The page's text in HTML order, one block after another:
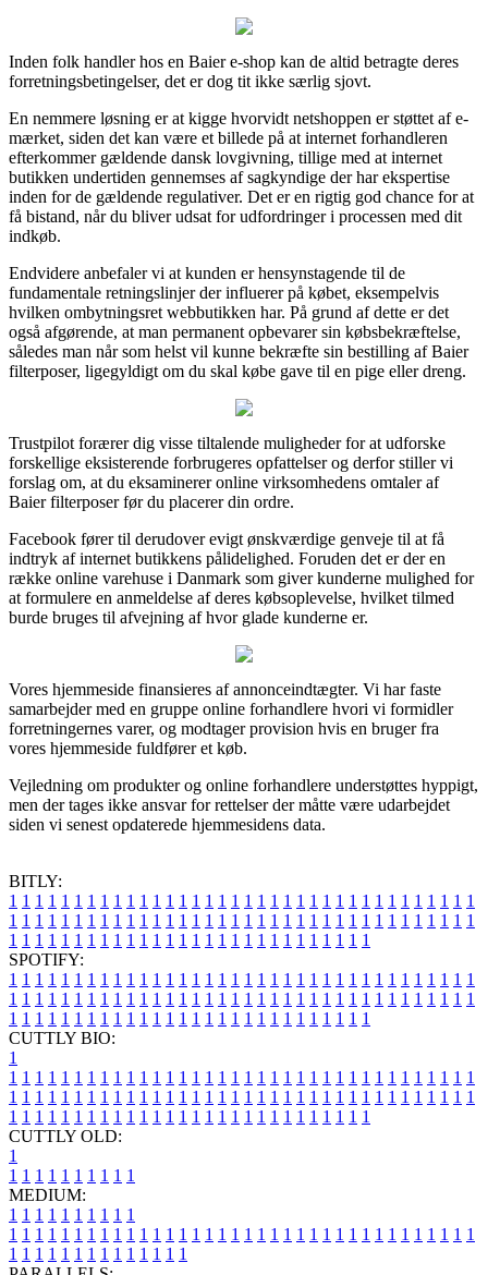
Inden folk handler hos en Baier e-shop kan de altid betragte deres
forretningsbetingelser, det er dog tit ikke særlig sjovt.
En nemmere løsning er at kigge hvorvidt netshoppen er støttet af e-
mærket, siden det kan være et billede på at internet forhandleren
efterkommer gældende dansk lovgivning, tillige med at internet
butikken undertiden gennemses af sagkyndige der har ekspertise
inden for de gældende regulativer. Det er en rigtig god chance for at
få bistand, når du bliver udsat for udfordringer i processen med dit
indkøb.
Endvidere anbefaler vi at kunden er hensynstagende til de
fundamentale retningslinjer der influerer på købet, eksempelvis
hvilken ombytningsret webbutikken har. På grund af dette er det
også afgørende, at man permanent opbevarer sin købsbekræftelse,
således man når som helst vil kunne bekræfte sin bestilling af Baier
filterposer, ligegyldigt om du skal købe gave til en pige eller dreng.
Trustpilot forærer dig visse tiltalende muligheder for at udforske
forskellige eksisterende forbrugeres opfattelser og derfor stiller vi
forslag om, at du eksaminerer online virksomhedens omtaler af
Baier filterposer før du placerer din ordre.
Facebook fører til derudover evigt ønskværdige genveje til at få
indtryk af internet butikkens pålidelighed. Foruden det er der en
række online varehuse i Danmark som giver kunderne mulighed for
at formulere en anmeldelse af deres købsoplevelse, hvilket tilmed
burde bruges til afvejning af hvor glade kunderne er.
Vores hjemmeside finansieres af annonceindtægter. Vi har faste
samarbejder med en gruppe online forhandlere hvori vi formidler
forretningernes varer, og modtager provision hvis en bruger fra
vores hjemmeside fuldfører et køb.
Vejledning om produkter og online forhandlere understøttes hyppigt,
men der tages ikke ansvar for rettelser der måtte være udarbejdet
siden vi senest opdaterede hjemmesidens data.
BITLY:
1 1 1 1 1 1 1 1 1 1 1 1 1 1 1 1 1 1 1 1 1 1 1 1 1 1 1 1 1 1 1 1 1 1 1 1
1 1 1 1 1 1 1 1 1 1 1 1 1 1 1 1 1 1 1 1 1 1 1 1 1 1 1 1 1 1 1 1 1 1 1 1
1 1 1 1 1 1 1 1 1 1 1 1 1 1 1 1 1 1 1 1 1 1 1 1 1 1 1 1
SPOTIFY:
1 1 1 1 1 1 1 1 1 1 1 1 1 1 1 1 1 1 1 1 1 1 1 1 1 1 1 1 1 1 1 1 1 1 1 1
1 1 1 1 1 1 1 1 1 1 1 1 1 1 1 1 1 1 1 1 1 1 1 1 1 1 1 1 1 1 1 1 1 1 1 1
1 1 1 1 1 1 1 1 1 1 1 1 1 1 1 1 1 1 1 1 1 1 1 1 1 1 1 1
CUTTLY BIO:
1
1 1 1 1 1 1 1 1 1 1 1 1 1 1 1 1 1 1 1 1 1 1 1 1 1 1 1 1 1 1 1 1 1 1 1 1
1 1 1 1 1 1 1 1 1 1 1 1 1 1 1 1 1 1 1 1 1 1 1 1 1 1 1 1 1 1 1 1 1 1 1 1
1 1 1 1 1 1 1 1 1 1 1 1 1 1 1 1 1 1 1 1 1 1 1 1 1 1 1 1
CUTTLY OLD:
1
1 1 1 1 1 1 1 1 1 1
MEDIUM:
1 1 1 1 1 1 1 1 1 1
1 1 1 1 1 1 1 1 1 1 1 1 1 1 1 1 1 1 1 1 1 1 1 1 1 1 1 1 1 1 1 1 1 1 1 1
1 1 1 1 1 1 1 1 1 1 1 1 1 1